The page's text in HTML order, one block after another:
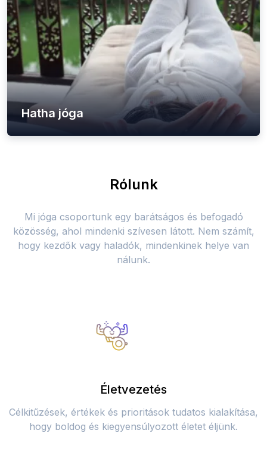
Hatha jóga
Rólunk
Mi jóga csoportunk egy barátságos és befogadó
közösség, ahol mindenki szívesen látott. Nem számít,
hogy kezdők vagy haladók, mindenkinek helye van
nálunk.
Életvezetés
Célkitűzések, értékek és prioritások tudatos kialakítása,
hogy boldog és kiegyensúlyozott életet éljünk.